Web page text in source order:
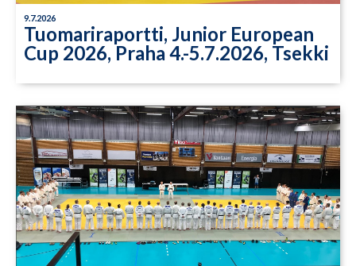
9.7.2026
Tuomariraportti, Junior European
Cup 2026, Praha 4.-5.7.2026, Tsekki